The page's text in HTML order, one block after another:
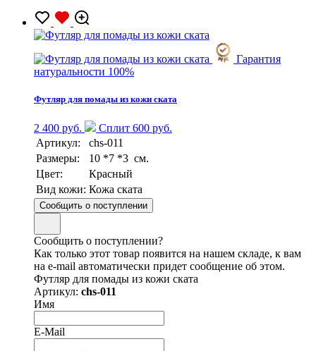
Гарантия
натуральности 100%
Футляр для помады из кожи ската
2 400 руб.
Сплит 600 руб.
Артикул:
chs-011
Размеры:
10 *7 *3 см.
Цвет:
Красный
Вид кожи: Кожа ската
Сообщить о поступлении
Сообщить о поступлении?
Как только этот товар появится на нашем складе, к вам
на e-mail автоматически придет сообщение об этом.
Футляр для помады из кожи ската
Артикул: chs-011
Имя
E-Mail